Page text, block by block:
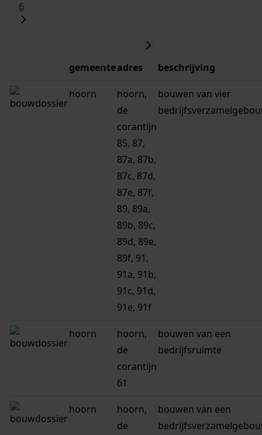
6
gemeenteadres beschrijving
hoorn
hoorn,
de
corantijn
85, 87,
87a, 87b,
87c, 87d,
87e, 87f,
89, 89a,
89b, 89c,
89d, 89e,
89f, 91,
91a, 91b,
91c, 91d,
91e, 91f
bouwen van vier
hoorn
hoorn,
de
corantijn
61
bouwen van een
bedrijfsruimte
hoorn
hoorn,
de
bouwen van een